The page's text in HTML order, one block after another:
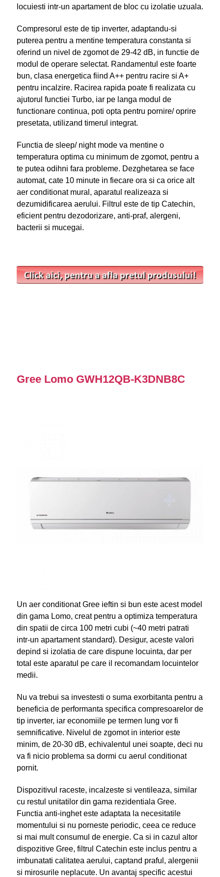
locuiesti intr-un apartament de bloc cu izolatie uzuala.
Compresorul este de tip inverter, adaptandu-si
puterea pentru a mentine temperatura constanta si
oferind un nivel de zgomot de 29-42 dB, in functie de
modul de operare selectat. Randamentul este foarte
bun, clasa energetica fiind A++ pentru racire si A+
pentru incalzire. Racirea rapida poate fi realizata cu
ajutorul functiei Turbo, iar pe langa modul de
functionare continua, poti opta pentru pornire/ oprire
presetata, utilizand timerul integrat.
Functia de sleep/ night mode va mentine o
temperatura optima cu minimum de zgomot, pentru a
te putea odihni fara probleme. Dezghetarea se face
automat, cate 10 minute in fiecare ora si ca orice alt
aer conditionat mural, aparatul realizeaza si
dezumidificarea aerului. Filtrul este de tip Catechin,
eficient pentru dezodorizare, anti-praf, alergeni,
bacterii si mucegai.
Gree Lomo GWH12QB-K3DNB8C
Un aer conditionat Gree ieftin si bun este acest model
din gama Lomo, creat pentru a optimiza temperatura
din spatii de circa 100 metri cubi (~40 metri patrati
intr-un apartament standard). Desigur, aceste valori
depind si izolatia de care dispune locuinta, dar per
total este aparatul pe care il recomandam locuintelor
medii.
Nu va trebui sa investesti o suma exorbitanta pentru a
beneficia de performanta specifica compresoarelor de
tip inverter, iar economiile pe termen lung vor fi
semnificative. Nivelul de zgomot in interior este
minim, de 20-30 dB, echivalentul unei soapte, deci nu
va fi nicio problema sa dormi cu aerul conditionat
pornit.
Dispozitivul raceste, incalzeste si ventileaza, similar
cu restul unitatilor din gama rezidentiala Gree.
Functia anti-inghet este adaptata la necesitatile
momentului si nu porneste periodic, ceea ce reduce
si mai mult consumul de energie. Ca si in cazul altor
dispozitive Gree, filtrul Catechin este inclus pentru a
imbunatati calitatea aerului, captand praful, alergenii
si mirosurile neplacute. Un avantaj specific acestui